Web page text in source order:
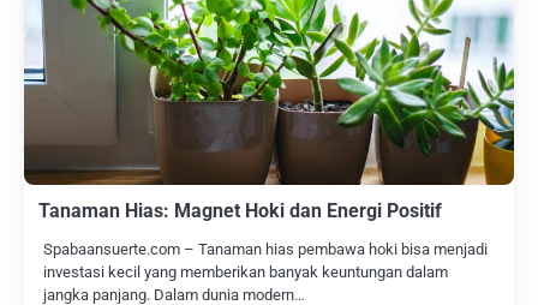
Tanaman Hias: Magnet Hoki dan Energi Positif
Spabaansuerte.com – Tanaman hias pembawa hoki bisa menjadi
investasi kecil yang memberikan banyak keuntungan dalam
jangka panjang. Dalam dunia modern…